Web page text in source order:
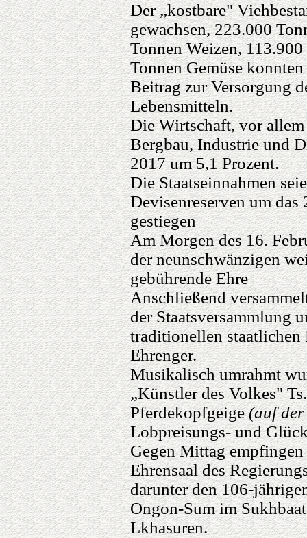
Der „kostbare"
gewachsen, 223.000
Tonnen Weizen,
Tonnen Gemüse
Beitrag zur Versorgung
Lebensmitteln.
Die Wirtschaft, vor
Bergbau, Industrie und
2017 um 5,1 Prozent.
Die Staatseinnahmen
Devisenreserven um
gestiegen
Am Morgen des 16.
der neunschwänzigen
gebührende Ehre
Anschließend
der Staatsversammlung
traditionellen staatlichen
Ehrenger.
Musikalisch umrahmt
„Künstler des Volkes"
Pferdekopfgeige(auf
Lobpreisungs- und
Gegen Mittag
Ehrensaal des
darunter den 106-
Ongon-Sum im
Lkhasuren.